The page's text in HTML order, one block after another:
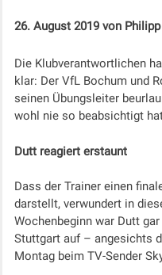
26. August 2019 von
Die Klubverantwortlichen
klar: Der VfL Bochum und
seinen Übungsleiter
wohl nie so beabsichtigt
Dutt reagiert erstaunt
Dass der Trainer einen
darstellt, verwundert in
Wochenbeginn war Dutt
Stuttgart auf – angesichts
Montag beim TV-Sender